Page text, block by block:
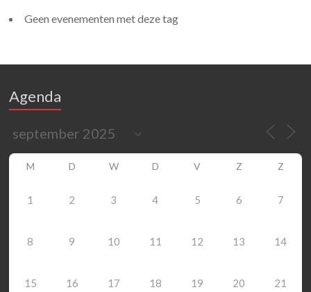
Geen evenementen met deze tag
Agenda
M D W D V Z Z
1 2 3 4 5 6 7
8 9 10 11 12 13 14
15 16 17 18 19 20 21